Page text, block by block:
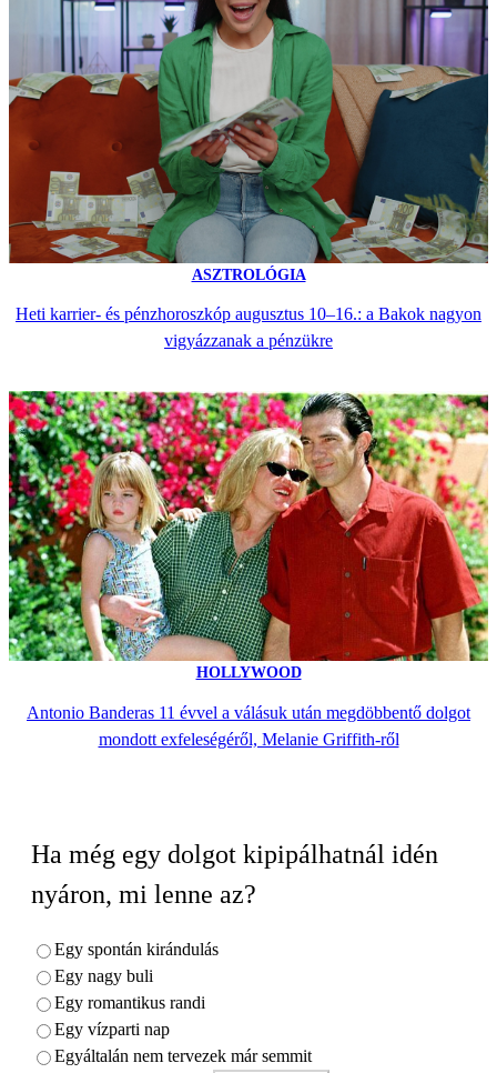
ASZTROLÓGIA
Heti karrier- és pénzhoroszkóp augusztus 10–16.: a Bakok nagyon
vigyázzanak a pénzükre
HOLLYWOOD
Antonio Banderas 11 évvel a válásuk után megdöbbentő dolgot
mondott exfeleségéről, Melanie Griffith-ről
Ha még egy dolgot kipipálhatnál idén
nyáron, mi lenne az?
Egy spontán kirándulás
Egy nagy buli
Egy romantikus randi
Egy vízparti nap
Egyáltalán nem tervezek már semmit